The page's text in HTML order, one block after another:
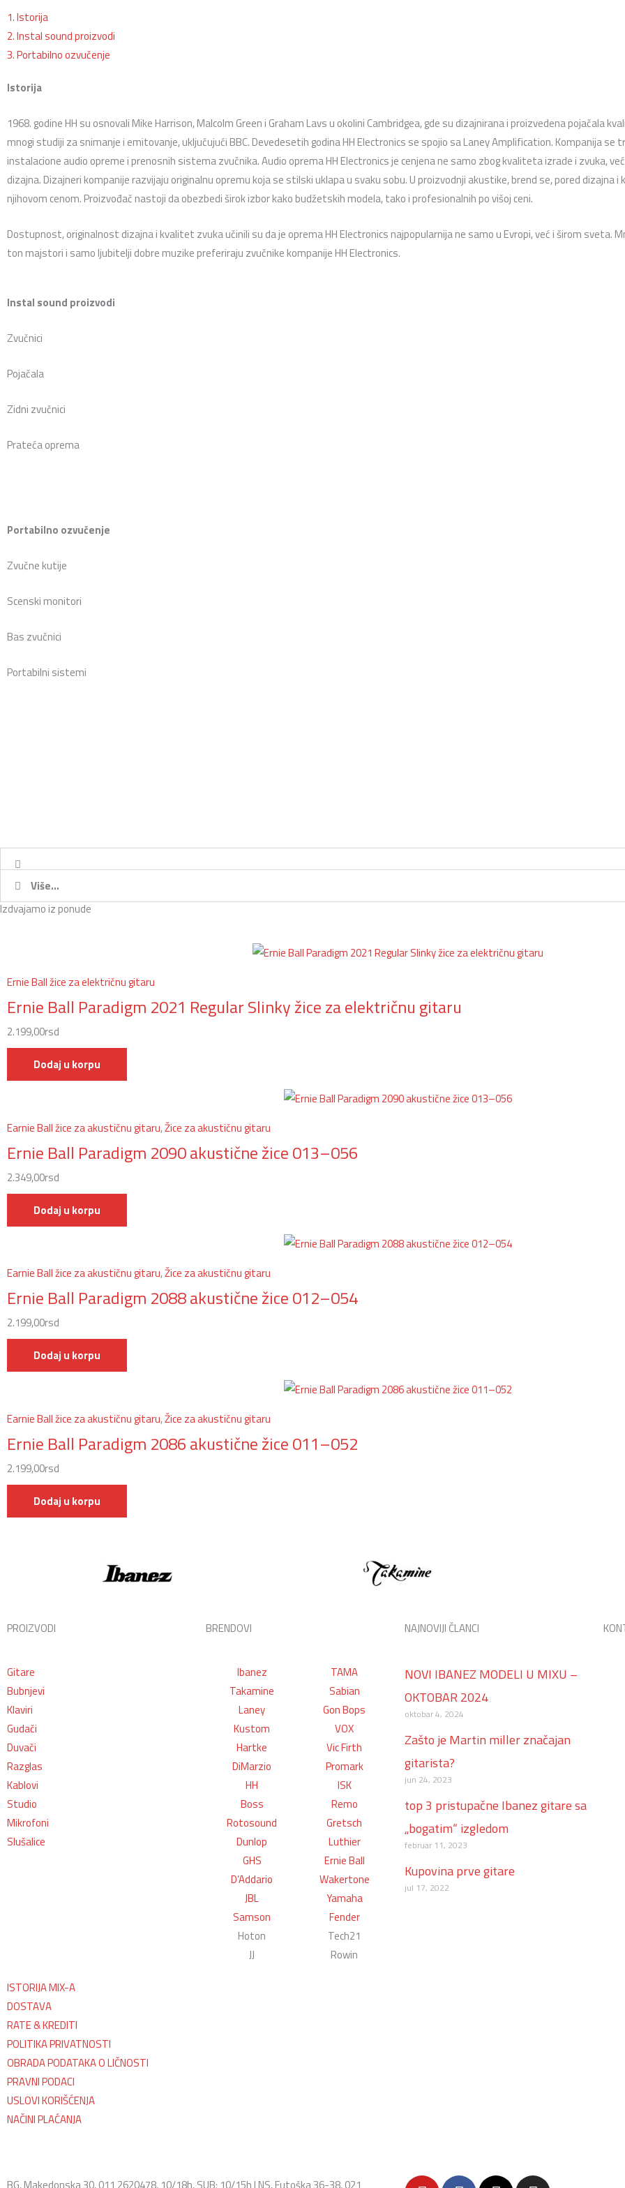
1. Istorija
2. Instal sound proizvodi
3. Portabilno ozvučenje
Istorija
1968. godine HH su osnovali Mike Harrison, Malcolm Green i Graham Lavs u okolini Cambridgea, gde su dizajnirana i proizvedena pojačala
mnogi studiji za snimanje i emitovanje, uključujući BBC. Devedesetih godina HH Electronics se spojio sa Laney Amplification. Kompanija se
instalacione audio opreme i prenosnih sistema zvučnika. Audio oprema HH Electronics je cenjena ne samo zbog kvaliteta izrade i zvuka,
dizajna. Dizajneri kompanije razvijaju originalnu opremu koja se stilski uklapa u svaku sobu. U proizvodnji akustike, brend se, pored dizajna
njihovom cenom. Proizvođač nastoji da obezbedi širok izbor kako budžetskih modela, tako i profesionalnih po višoj ceni.
Dostupnost, originalnost dizajna i kvalitet zvuka učinili su da je oprema HH Electronics najpopularnija ne samo u Evropi, već i širom sveta.
ton majstori i samo ljubitelji dobre muzike preferiraju zvučnike kompanije HH Electronics.
Instal sound proizvodi
Zvučnici
Pojačala
Zidni zvučnici
Prateća oprema
Portabilno ozvučenje
Zvučne kutije
Scenski monitori
Bas zvučnici
Portabilni sistemi
Više...
Izdvajamo iz ponude
Ernie Ball žice za električnu gitaru
Ernie Ball Paradigm 2021 Regular Slinky žice za električnu gitaru
2.199,00rsd
Dodaj u korpu
Earnie Ball žice za akustičnu gitaru,Žice za akustičnu gitaru
Ernie Ball Paradigm 2090 akustične žice 013–056
2.349,00rsd
Dodaj u korpu
Earnie Ball žice za akustičnu gitaru,Žice za akustičnu gitaru
Ernie Ball Paradigm 2088 akustične žice 012–054
2.199,00rsd
Dodaj u korpu
Earnie Ball žice za akustičnu gitaru,Žice za akustičnu gitaru
Ernie Ball Paradigm 2086 akustične žice 011–052
2.199,00rsd
Dodaj u korpu
PROIZVODI
Gitare
Bubnjevi
Klaviri
Gudači
Duvači
Razglas
Kablovi
Studio
Mikrofoni
Slušalice
BRENDOVI
Ibanez
Takamine
Laney
Kustom
Hartke
DiMarzio
HH
Boss
Rotosound
Dunlop
GHS
D’Addario
JBL
Samson
Hoton
JJ
TAMA
Sabian
Gon Bops
VOX
Vic Firth
Promark
ISK
Remo
Gretsch
Luthier
Ernie Ball
Wakertone
Yamaha
Fender
Tech21
Rowin
NAJNOVIJI ČLANCI
NOVI IBANEZ MODELI U MIXU –
OKTOBAR 2024
oktobar 4, 2024
Zašto je Martin miller značajan
gitarista?
jun 24, 2023
top 3 pristupačne Ibanez gitare sa
„bogatim“ izgledom
februar 11, 2023
Kupovina prve gitare
jul 17, 2022
ISTORIJA MIX-A
DOSTAVA
RATE & KREDITI
POLITIKA PRIVATNOSTI
OBRADA PODATAKA O LIČNOSTI
PRAVNI PODACI
USLOVI KORIŠĆENJA
NAČINI PLAĆANJA